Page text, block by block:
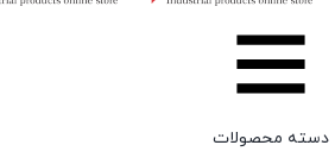
دسته محصولات